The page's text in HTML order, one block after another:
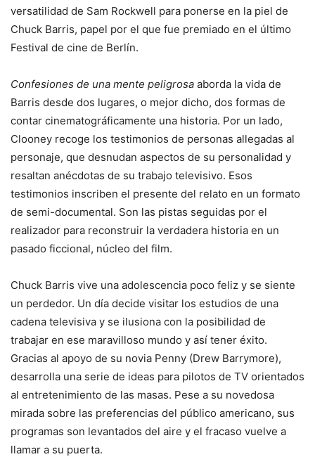
versatilidad de Sam Rockwell para ponerse en la piel de
Chuck Barris, papel por el que fue premiado en el último
Festival de cine de Berlín.
Confesiones de una mente peligrosa aborda la vida de
Barris desde dos lugares, o mejor dicho, dos formas de
contar cinematográficamente una historia. Por un lado,
Clooney recoge los testimonios de personas allegadas al
personaje, que desnudan aspectos de su personalidad y
resaltan anécdotas de su trabajo televisivo. Esos
testimonios inscriben el presente del relato en un formato
de semi-documental. Son las pistas seguidas por el
realizador para reconstruir la verdadera historia en un
pasado ficcional, núcleo del film.
Chuck Barris vive una adolescencia poco feliz y se siente
un perdedor. Un día decide visitar los estudios de una
cadena televisiva y se ilusiona con la posibilidad de
trabajar en ese maravilloso mundo y así tener éxito.
Gracias al apoyo de su novia Penny (Drew Barrymore),
desarrolla una serie de ideas para pilotos de TV orientados
al entretenimiento de las masas. Pese a su novedosa
mirada sobre las preferencias del público americano, sus
programas son levantados del aire y el fracaso vuelve a
llamar a su puerta.